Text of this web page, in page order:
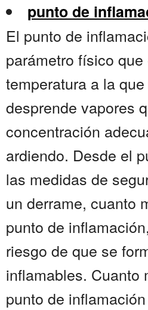
punto de
El punto de
parámetro físico
temperatura a la
desprende vapores
concentración
ardiendo. Desde el
las medidas de
un derrame, cuanto
punto de
riesgo de que se
inflamables. Cuanto
punto de